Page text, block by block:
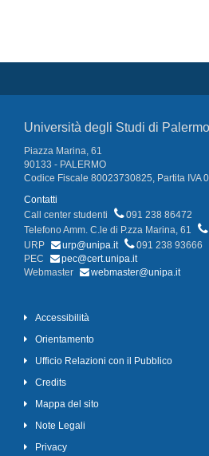
Università degli Studi di Palermo
Piazza Marina, 61
90133 - PALERMO
Codice Fiscale 80023730825, Partita IVA
Contatti
Call center studenti
091 238 86472
Telefono Amm. C.le di P.zza Marina, 61
URP
urp@unipa.it
091 238 93666
PEC
pec@cert.unipa.it
Webmaster
webmaster@unipa.it
Accessibilità
Orientamento
Ufficio Relazioni con il Pubblico
Credits
Mappa del sito
Note Legali
Privacy